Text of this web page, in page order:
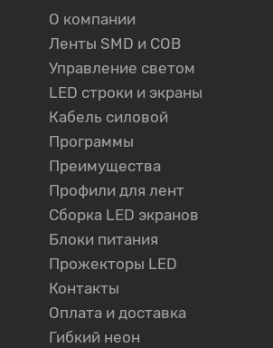
О компании
Ленты SMD и COB
Управление светом
LED строки и экраны
Кабель силовой
Программы
Преимущества
Профили для лент
Сборка LED экранов
Блоки питания
Прожекторы LED
Контакты
Оплата и доставка
Гибкий неон